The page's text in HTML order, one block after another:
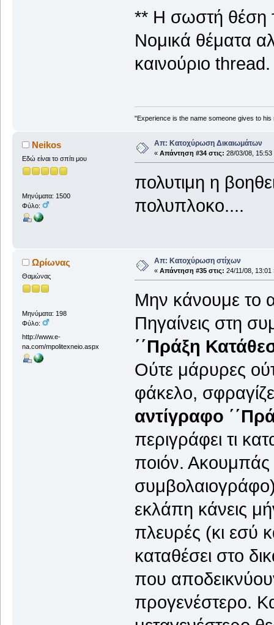
** Η σωστή θέση
Νομικά θέματα
καινούριο thread.
"Experience is the name someone gives to
Neikos
Εδώ είναι το σπίτι μου
Μηνύματα: 1500
Φύλο:
Απ: Κατοχύρωση Δικαιωμάτων
« Απάντηση #34 στις: 28/03/08, 15:53
πολυτιμη η
πολυπλοκο....
Ωρίωνας
Θαμώνας
Μηνύματα: 198
Φύλο:
http://www.e-
na.com/mpolitexneio.aspx
Απ: Κατοχύρωση στίχων
« Απάντηση #35 στις: 24/11/08, 13:01
Μην κάνουμε το
Πηγαίνεις στη
΄΄Πράξη
Ούτε μάρυρες
φάκελο,
αντίγραφο
περιγράφει τι
ποιόν.
συμβολαιογράφο)
εκλάπη κάνεις
πλευρές (κι εσύ
καταθέσει στο
που
προγενέστερο.